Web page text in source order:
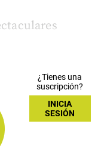
¿Tienes una
suscripción?
INICIA
SESIÓN